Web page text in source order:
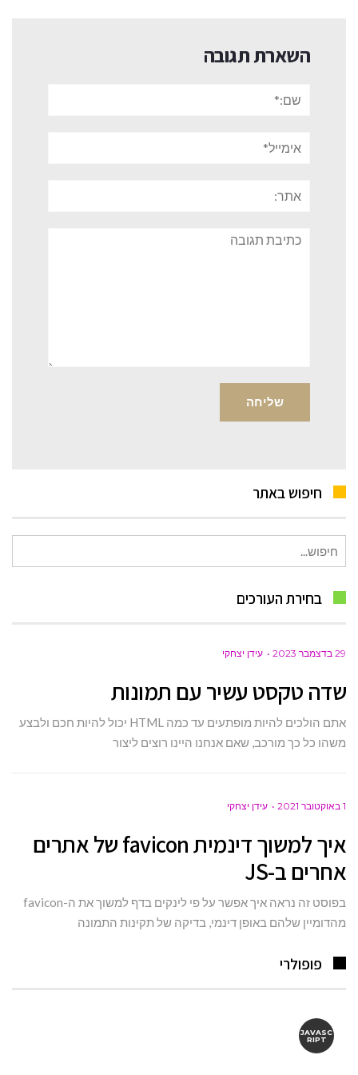
השארת תגובה
תגובה
חיפוש באתר
עבור:
בחירת העורכים
29 בדצמבר 2023 עידן יצחקי
שדה טקסט עשיר עם תמונות
אתם הולכים להיות מופתעים עד כמה HTML יכול להיות חכם ולבצע
משהו כל כך מורכב, שאם אנחנו היינו רוצים ליצור
1 באוקטובר 2021 עידן יצחקי
איך למשוך דינמית favicon של אתרים
אחרים ב-JS
בפוסט זה נראה איך אפשר על פי לינקים בדף למשוך את ה-favicon
מהדומיין שלהם באופן דינמי, בדיקה של תקינות התמונה
פופולרי
JAVASC
RIPT